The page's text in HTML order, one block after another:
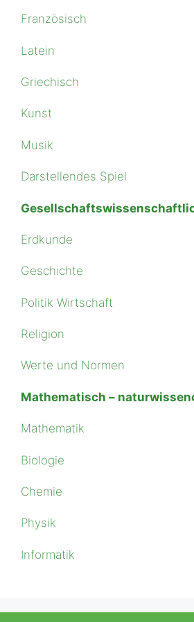
Französisch
Latein
Griechisch
Kunst
Musik
Darstellendes Spiel
Erdkunde
Geschichte
Politik Wirtschaft
Religion
Werte und Normen
Ma­the­ma­tisch –
Mathematik
Biologie
Chemie
Physik
Informatik